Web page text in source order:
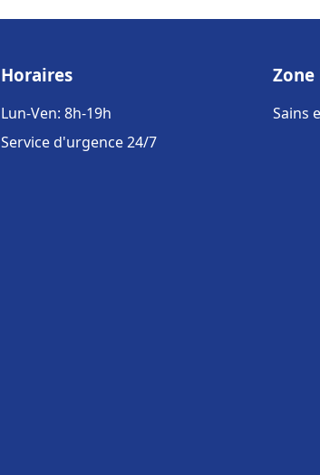
Horaires
Lun-Ven: 8h-19h
Service d'urgence 24/7
Sains